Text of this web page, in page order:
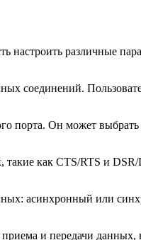
различные
соединений.
порта. Он может выбрать
как CTS/RTS и
асинхронный или
и передачи